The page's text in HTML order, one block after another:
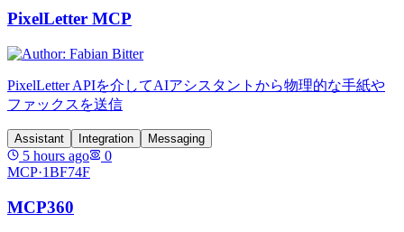
PixelLetter MCP
PixelLetter APIを介してAIアシスタントから物理的な手紙や
ファックスを送信
Assistant Integration Messaging
5 hours ago
0
MCP·1BF74F
MCP360